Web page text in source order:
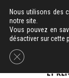
Nous utilisons des
notre site.
Vous pouvez en
désactiver sur cette
Fermer la bannière